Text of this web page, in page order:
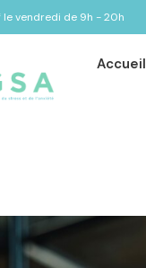
le vendredi de 9h - 20h
Accueil